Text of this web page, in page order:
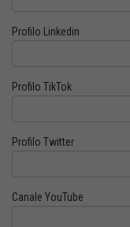
Profilo Linkedin
Profilo TikTok
Profilo Twitter
Canale YouTube